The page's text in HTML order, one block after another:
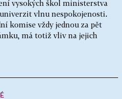
vysokých škol ministerstva
vlnu nespokojenosti.
komise vždy jednou za pět
má totiž vliv na jejich